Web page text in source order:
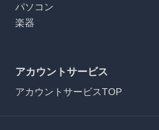
パソコン
楽器
アカウントサービス
アカウントサービスTOP